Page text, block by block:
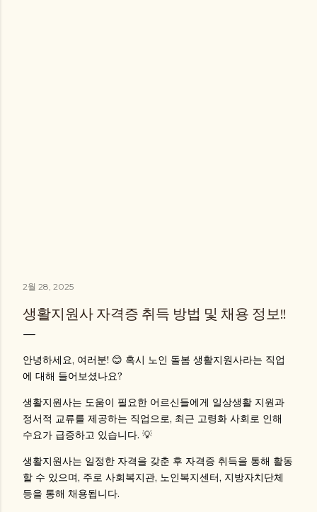
2월 28, 2025
생활지원사 자격증 취득 방법 및 채용 정보!!
안녕하세요, 여러분! 😊 혹시 노인 돌봄 생활지원사라는 직업
에 대해 들어보셨나요?
생활지원사는 도움이 필요한 어르신들에게 일상생활 지원과
정서적 교류를 제공하는 직업으로, 최근 고령화 사회로 인해
수요가 급증하고 있습니다. 💡
생활지원사는 일정한 자격을 갖춘 후 자격증 취득을 통해 활동
할 수 있으며, 주로 사회복지관, 노인복지센터, 지방자치단체
등을 통해 채용됩니다.